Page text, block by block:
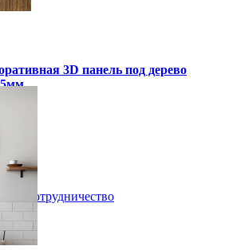
3D панель под дерево
Сотрудничество